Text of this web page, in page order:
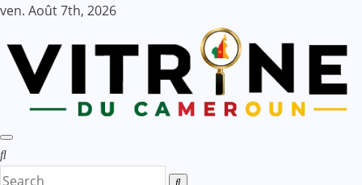
Skip
content
ven. Août 7th, 2026